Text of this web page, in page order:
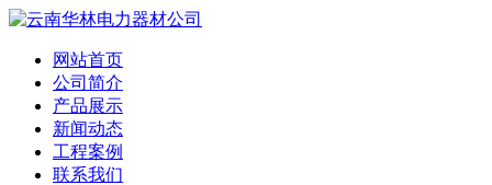
网站首页
公司简介
产品展示
新闻动态
工程案例
联系我们